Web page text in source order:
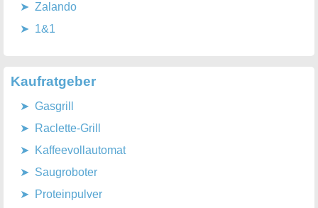
Zalando
1&1
Kaufratgeber
Gasgrill
Raclette-Grill
Kaffeevollautomat
Saugroboter
Proteinpulver